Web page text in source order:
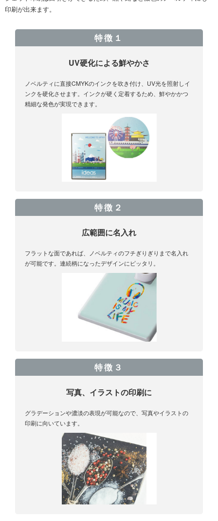
印刷が出来ます。
特徴１
UV硬化による鮮やかさ
ノベルティに直接CMYKのインクを吹き付け、UV光を照射しイ
ンクを硬化させます。インクが硬く定着するため、鮮やかかつ
精細な発色が実現できます。
特徴２
広範囲に名入れ
フラットな面であれば、ノベルティのフチぎりぎりまで名入れ
が可能です。連続柄になったデザインにピッタリ。
特徴３
写真、イラストの印刷に
グラデーションや濃淡の表現が可能なので、写真やイラストの
印刷に向いています。